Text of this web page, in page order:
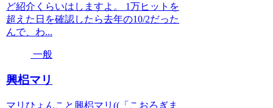
ど紹介くらいはしますよ。 1万ヒットを
超えた日を確認したら去年の10/2だった
んで、わ...
一般
興梠マリ
マリひょんこと興梠マリ((「こおろぎま